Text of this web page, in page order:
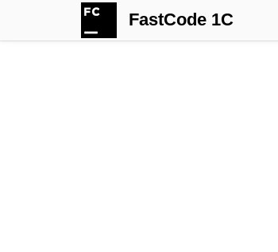
FastCode 1C